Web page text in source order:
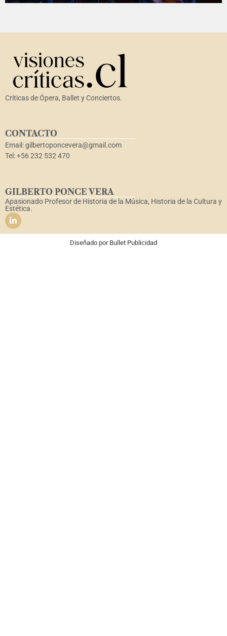
Críticas de Ópera, Ballet y Conciertos.
CONTACTO
Email: gilbertoponcevera@gmail.com
Tel: +56 232 532 470
GILBERTO PONCE VERA
Apasionado Profesor de Historia de la Música, Historia de la Cultura y
Estética.
Diseñado por Bullet Publicidad